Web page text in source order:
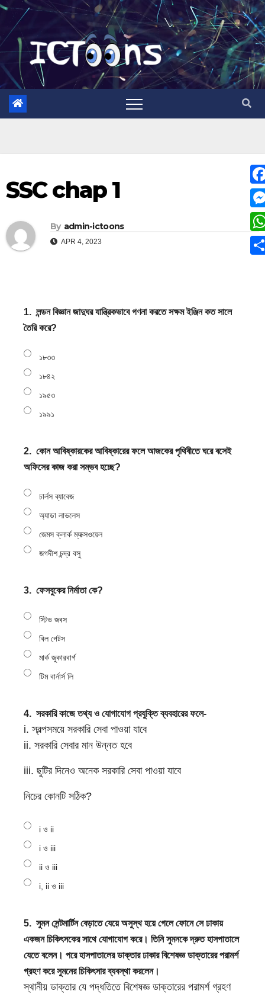
SSC chap 1
By admin-ictoons
APR 4, 2023
1. লন্ডন বিজ্ঞান জাদুঘর যান্ত্রিকভাবে গণনা করতে সক্ষম ইঞ্জিন কত সালে
তৈরি করে?
১৮৩৩
১৮৪২
১৯৫৩
১৯৯১
2. কোন আবিষ্কারকের আবিষ্কারের ফলে আজকের পৃথিবীতে ঘরে বসেই
অফিসের কাজ করা সম্ভব হচ্ছে?
চার্লস ব্যাবেজ
অ্যাডা লাভলেস
জেমস ক্লার্ক ম্যাক্সওয়েল
জগদীশ চন্দ্র বসু
3. ফেসবুকের নির্মাতা কে?
স্টিভ জবস
বিল গেটস
মার্ক জুকারবার্গ
টিম বার্নার্স লি
4. সরকারি কাজে তথ্য ও যোগাযোগ প্রযুক্তি ব্যবহারের ফলে-
i. স্বল্পসময়ে সরকারি সেবা পাওয়া যাবে
ii. সরকারি সেবার মান উন্নত হবে
iii. ছুটির দিনেও অনেক সরকারি সেবা পাওয়া যাবে
নিচের কোনটি সঠিক?
i ও ii
i ও iii
ii ও iii
i, ii ও iii
5. সুমন সেন্টমার্টিন বেড়াতে যেয়ে অসুস্থ হয়ে গেলে ফোনে সে ঢাকায়
একজন চিকিৎসকের সাথে যোগাযোগ করে। তিনি সুমনকে দ্রুত হাসপাতালে
যেতে বলেন। পরে হাসপাতালের ডাক্তার ঢাকার বিশেষজ্ঞ ডাক্তারের পরামর্শ
গ্রহণ করে সুমনের চিকিৎসার ব্যবস্থা করলেন।
স্থানীয় ডাক্তার যে পদ্ধতিতে বিশেষজ্ঞ ডাক্তারের পরামর্শ গ্রহণ
F
a
c
e
M
e
s
W